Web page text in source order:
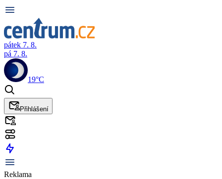
pátek 7. 8.
pá 7. 8.
19°C
Přihlášení
Reklama